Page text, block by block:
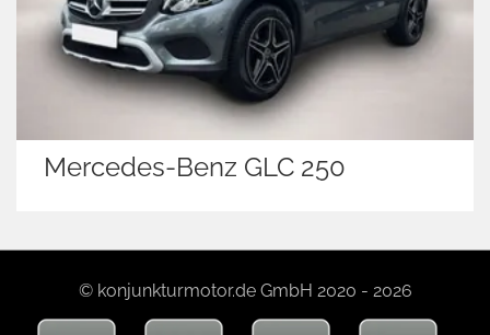
Mercedes-Benz GLC 250
© konjunkturmotor.de GmbH 2020 - 2026